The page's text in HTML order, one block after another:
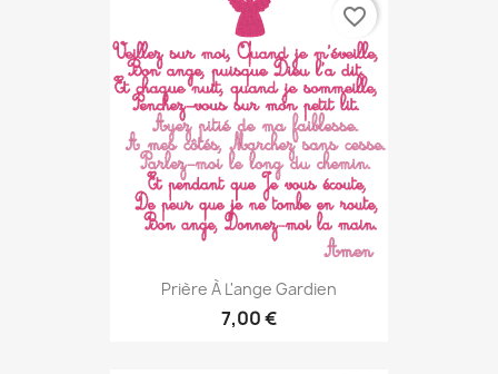
Prière À L'ange Gardien
7,00 €
favorite_border